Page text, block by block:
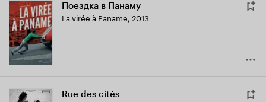
Поездка в Панаму
La virée à Paname, 2013
Rue des cités